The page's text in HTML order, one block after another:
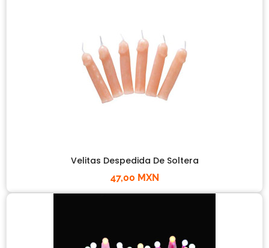
Velitas Despedida De Soltera
47,00 MXN